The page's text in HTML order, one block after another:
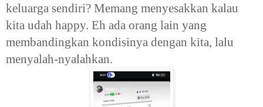
keluarga sendiri? Memang menyesakkan kalau
kita udah happy. Eh ada orang lain yang
membandingkan kondisinya dengan kita, lalu
menyalah-nyalahkan.